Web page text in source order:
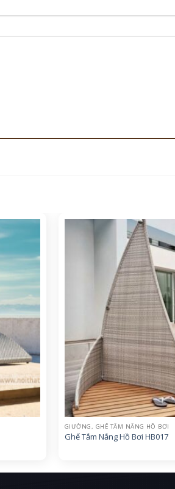
GIƯỜNG, GHẾ TẮM NẮNG HỒ BƠI
Ghế Tắm Nắng Hồ Bơi HB017